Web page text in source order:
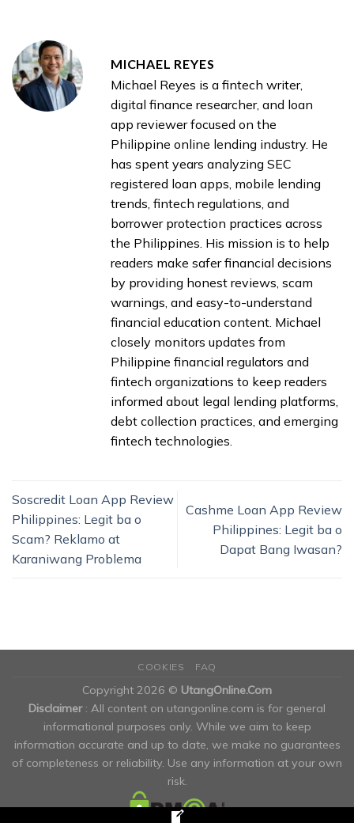
MICHAEL REYES
Michael Reyes is a fintech writer,
digital finance researcher, and loan
app reviewer focused on the
Philippine online lending industry. He
has spent years analyzing SEC
registered loan apps, mobile lending
trends, fintech regulations, and
borrower protection practices across
the Philippines. His mission is to help
readers make safer financial decisions
by providing honest reviews, scam
warnings, and easy-to-understand
financial education content. Michael
closely monitors updates from
Philippine financial regulators and
fintech organizations to keep readers
informed about legal lending platforms,
debt collection practices, and emerging
fintech technologies.
Soscredit Loan App Review
Philippines: Legit ba o
Scam? Reklamo at
Karaniwang Problema
Cashme Loan App Review
Philippines: Legit ba o
Dapat Bang Iwasan?
COOKIES FAQ
Copyright 2026 © UtangOnline.Com
Disclaimer : All content on utangonline.com is for general
informational purposes only. While we aim to keep
information accurate and up to date, we make no guarantees
of completeness or reliability. Use any information at your own
risk.